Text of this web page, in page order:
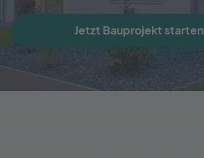
Jetzt Bauprojekt starten